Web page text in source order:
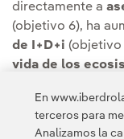
directamente a
(objetivo 6), ha
de I+D+i (objetivo
vida de los
objetivos
En
terceros para
Analizamos la